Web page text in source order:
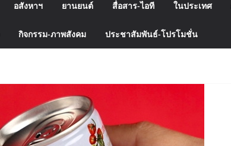
อสังหาฯ ยานยนต์ สื่อสาร-ไอที ในประเทศ
กิจกรรม-ภาพสังคม ประชาสัมพันธ์-โปรโมชั่น